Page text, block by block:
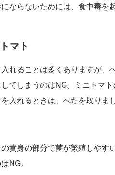
ならないためには、食中毒を
マト
れることは多くありますが、
てしまうのはNG。ミニトマ
入れるときは、へたを取りま
黄身の部分で菌が繁殖しやす
NG。